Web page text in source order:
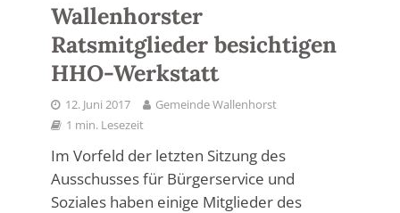
Wallenhorster
Ratsmitglieder besichtigen
HHO-Werkstatt
12. Juni 2017
Gemeinde Wallenhorst
1 min. Lesezeit
Im Vorfeld der letzten Sitzung des
Ausschusses für Bürgerservice und
Soziales haben einige Mitglieder des